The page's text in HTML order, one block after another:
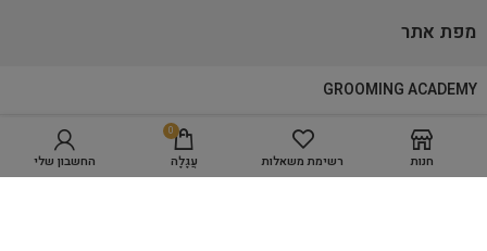
מפת אתר
GROOMING ACADEMY
מספרת כלבים WORK SPACE
חנות רשימת משאלות
0
עֲגָלָה החשבון שלי